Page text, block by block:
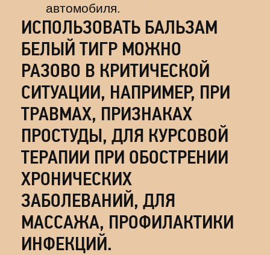
автомобиля.
ИСПОЛЬЗОВАТЬ БАЛЬЗАМ
БЕЛЫЙ ТИГР МОЖНО
РАЗОВО В КРИТИЧЕСКОЙ
СИТУАЦИИ, НАПРИМЕР, ПРИ
ТРАВМАХ, ПРИЗНАКАХ
ПРОСТУДЫ, ДЛЯ КУРСОВОЙ
ТЕРАПИИ ПРИ ОБОСТРЕНИИ
ХРОНИЧЕСКИХ
ЗАБОЛЕВАНИЙ, ДЛЯ
МАССАЖА, ПРОФИЛАКТИКИ
ИНФЕКЦИЙ.